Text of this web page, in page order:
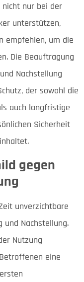
nicht nur bei der
unterstützen,
empfehlen, um die
Die Beauftragung
Nachstellung
der sowohl die
auch langfristige
Sicherheit
gegen
unverzichtbare
und Nachstellung.
Nutzung
eine